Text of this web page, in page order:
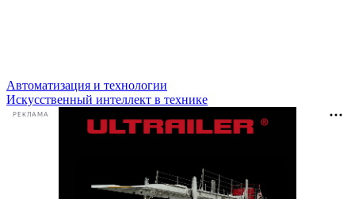
Автоматизация и технологии
Искусственный интеллект в технике
РЕКЛАМА